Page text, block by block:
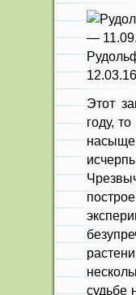
Этот
году,
судьбе